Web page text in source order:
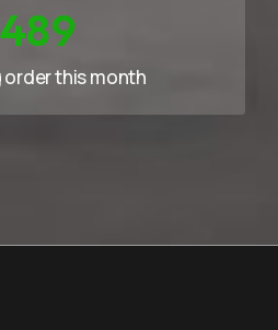
684
order this month